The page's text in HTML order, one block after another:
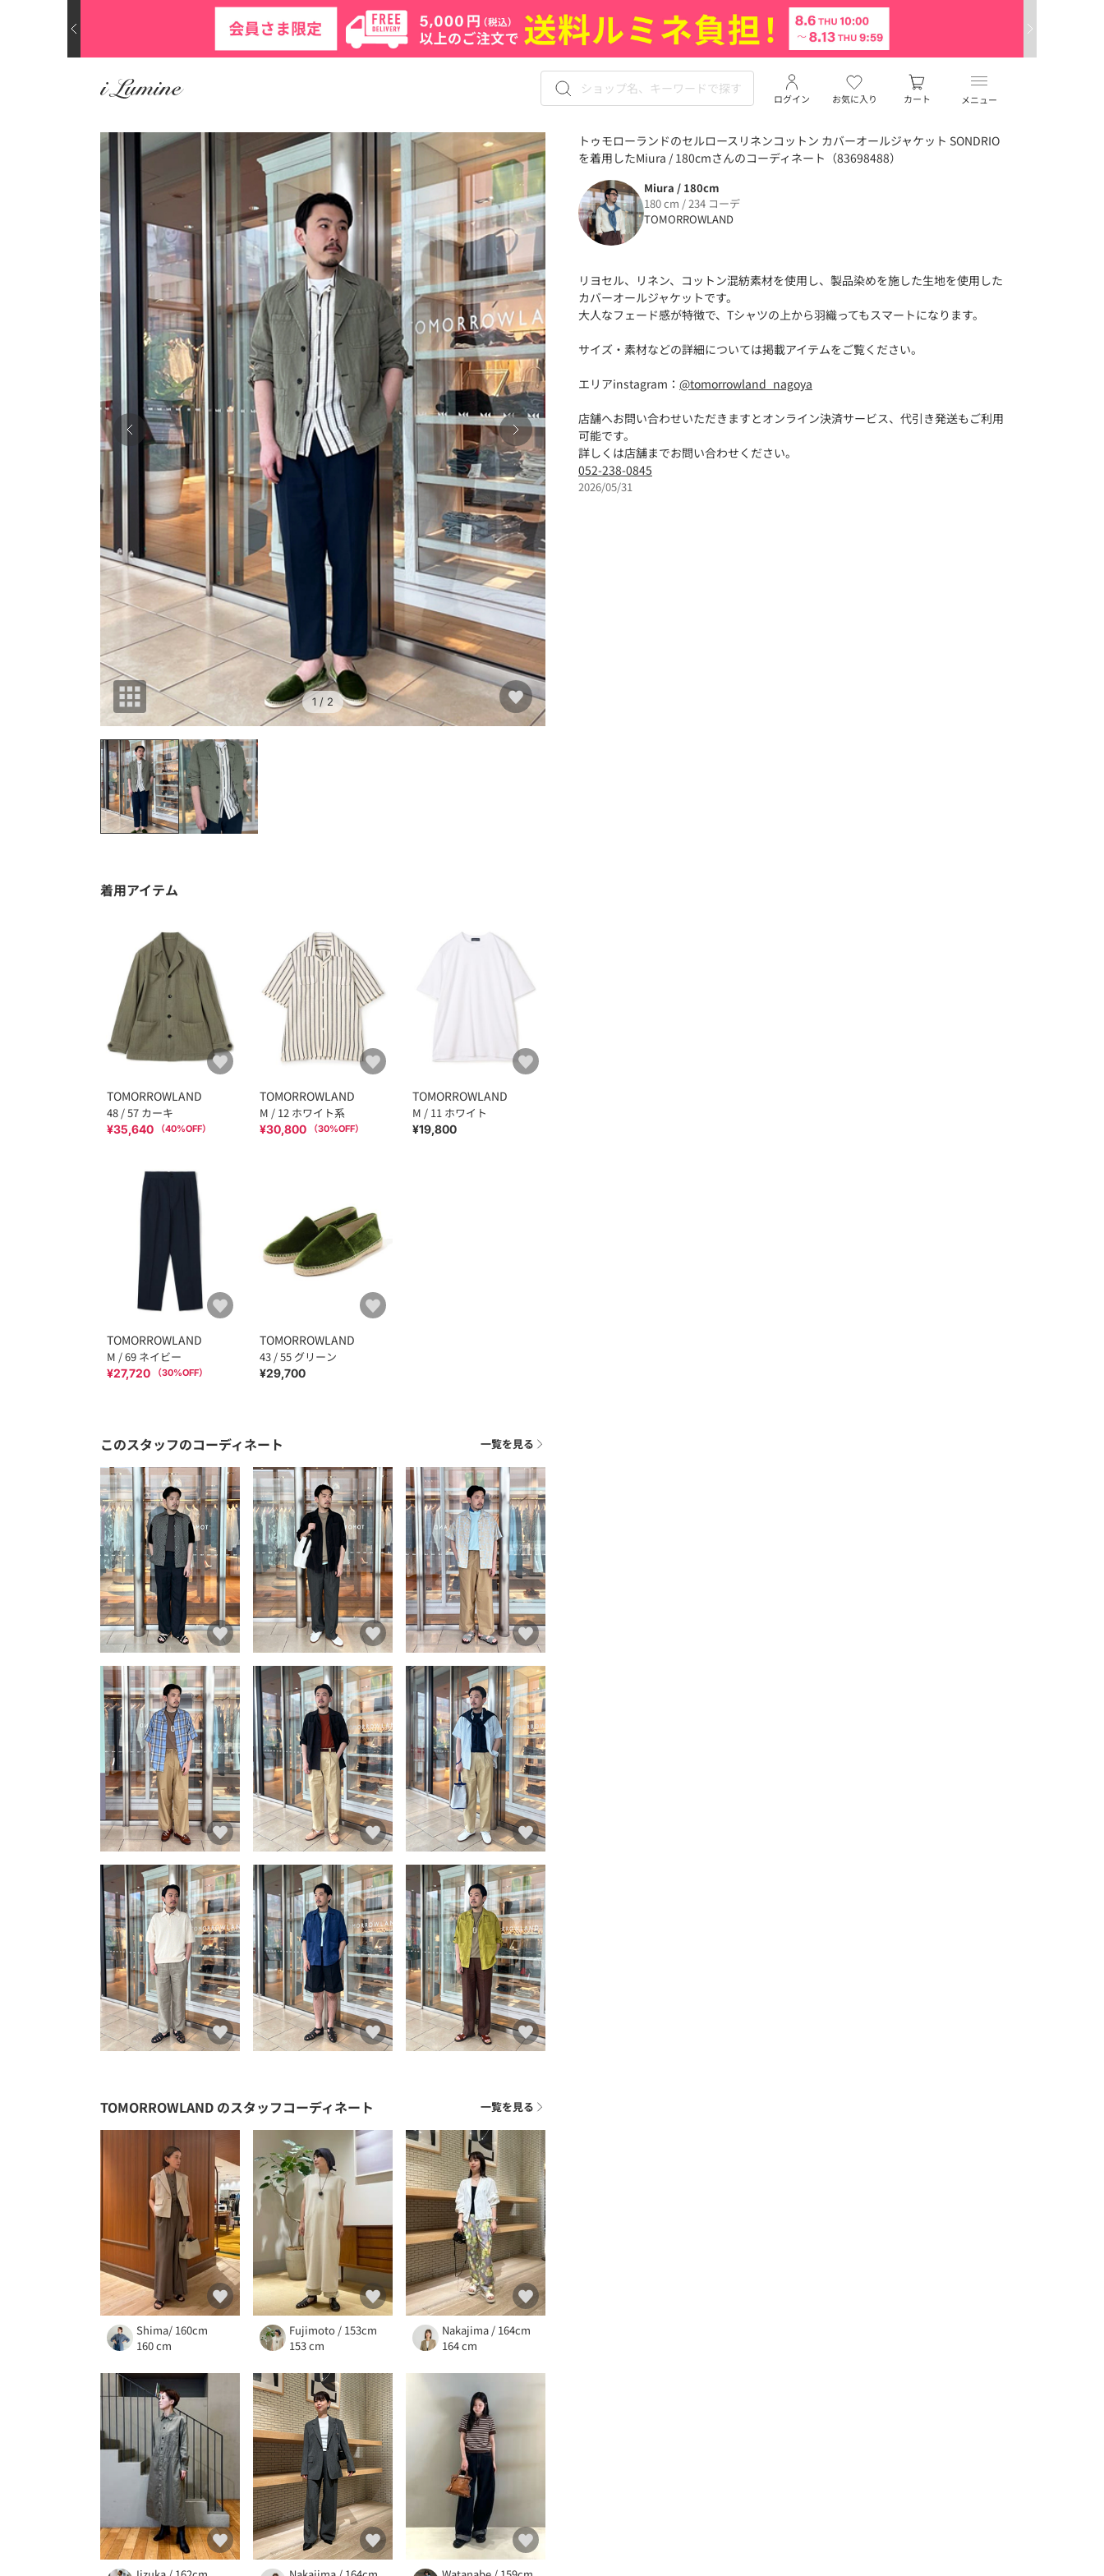
メニュー
お気に入り
ログイン カート
1 / 2
トゥモローランドのセルロースリネンコットン カバーオールジャケット SONDRIO
を着用したMiura / 180cmさんのコーディネート（83698488）
Miura / 180cm
180 cm / 234 コーデ
TOMORROWLAND
リヨセル、リネン、コットン混紡素材を使用し、製品染めを施した生地を使用した
カバーオールジャケットです。
大人なフェード感が特徴で、Tシャツの上から羽織ってもスマートになります。
サイズ・素材などの詳細については掲載アイテムをご覧ください。
エリアinstagram： @tomorrowland_nagoya
店舗へお問い合わせいただきますとオンライン決済サービス、代引き発送もご利用
可能です。
詳しくは店舗までお問い合わせください。
052-238-0845
2026/05/31
着用アイテム
TOMORROWLAND
48 / 57 カーキ
¥35,640 （40%OFF）
TOMORROWLAND
M / 12 ホワイト系
¥30,800 （30%OFF）
TOMORROWLAND
M / 11 ホワイト
¥19,800
TOMORROWLAND
M / 69 ネイビー
¥27,720 （30%OFF）
TOMORROWLAND
43 / 55 グリーン
¥29,700
このスタッフのコーディネート 一覧を見る
TOMORROWLAND のスタッフコーディネート 一覧を見る
Shima/ 160cm
160 cm
Fujimoto / 153cm
153 cm
Nakajima / 164cm
164 cm